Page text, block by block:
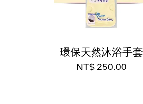
環保天然沐浴手套
NT$ 250.00